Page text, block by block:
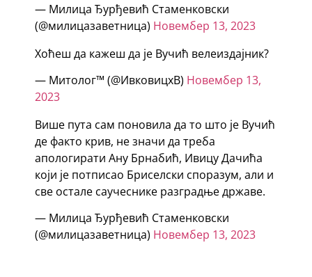
— Милица Ђурђевић Стаменковски
(@милицазаветница) Новембер 13, 2023
Хоћеш да кажеш да је Вучић велеиздајник?
— Митолог™️ (@ИвковицхВ) Новембер 13,
2023
Више пута сам поновила да то што је Вучић
де факто крив, не значи да треба
апологирати Ану Брнабић, Ивицу Дачића
који је потписао Бриселски споразум, али и
све остале саучеснике разградње државе.
— Милица Ђурђевић Стаменковски
(@милицазаветница) Новембер 13, 2023